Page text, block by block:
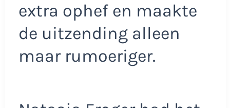
extra ophef en maakte
de uitzending alleen
maar rumoeriger.